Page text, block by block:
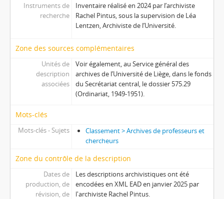
Instruments de
recherche
Inventaire réalisé en 2024 par l’archiviste
Rachel Pintus, sous la supervision de Léa
Lentzen, Archiviste de l’Université.
Zone des sources complémentaires
Unités de
description
associées
Voir également, au Service général des
archives de l’Université de Liège, dans le fonds
du Secrétariat central, le dossier 575.29
(Ordinariat, 1949-1951).
Mots-clés
Mots-clés - Sujets
Classement > Archives de professeurs et
chercheurs
Zone du contrôle de la description
Dates de
production, de
révision, de
Les descriptions archivistiques ont été
encodées en XML EAD en janvier 2025 par
l'archiviste Rachel Pintus.